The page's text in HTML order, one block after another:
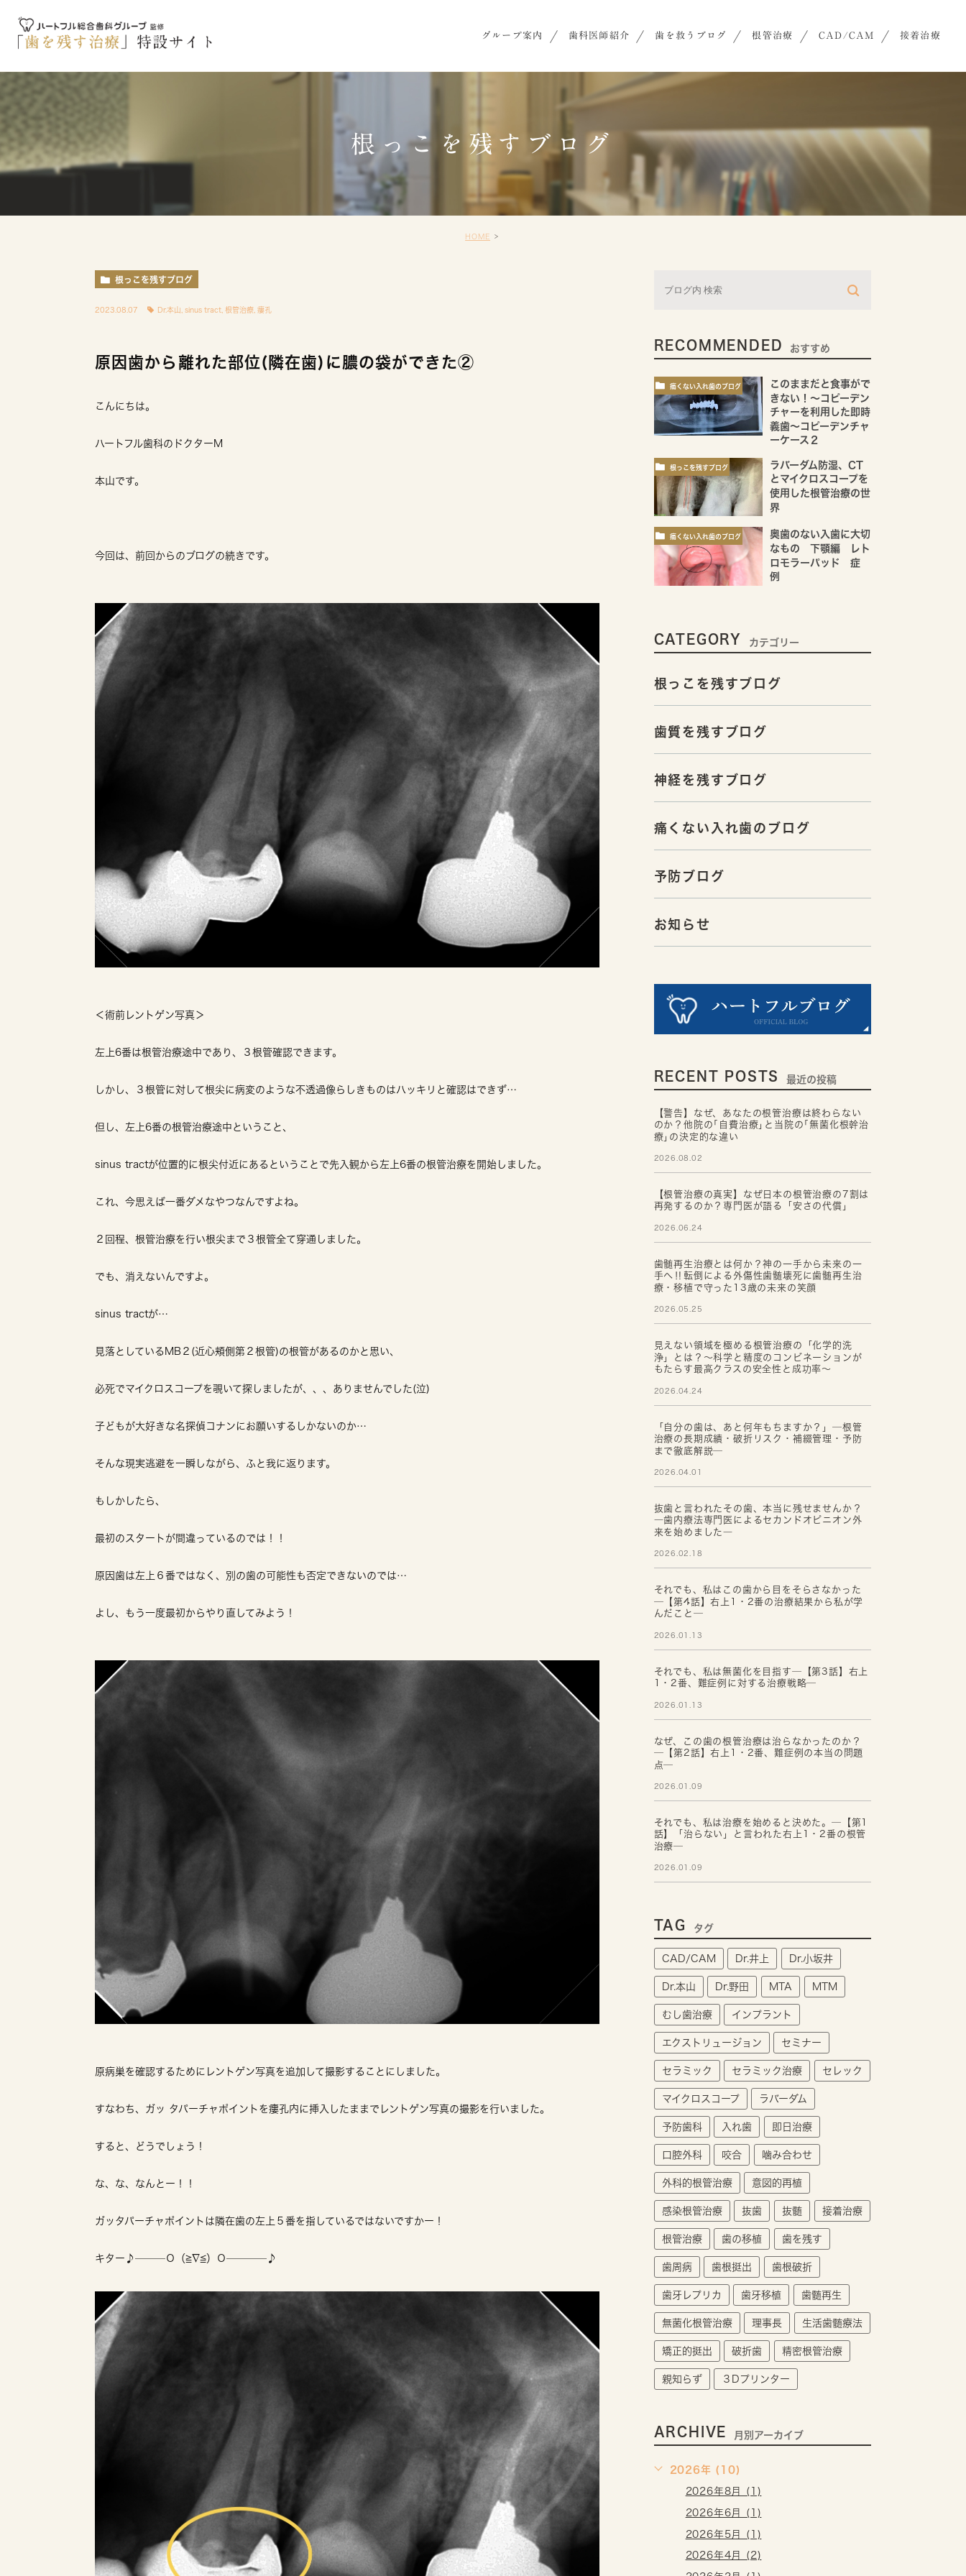
グループ案内 歯科医師紹介 歯を救うブログ 根管治療 CAD/CAM 接着治療
根っこを残すブログ
HOME
根っこを残すブログ
2023.08.07 Dr.本山 sinus tract 根管治療 瘻孔
原因歯から離れた部位(隣在歯)に膿の袋ができた②
こんにちは。
ハートフル歯科のドクターM
本山です。
今回は、前回からのブログの続きです。
＜術前レントゲン写真＞
左上6番は根管治療途中であり、３根管確認できます。
しかし、３根管に対して根尖に病変のような不透過像らしきものはハッキリと確認はできず…
但し、左上6番の根管治療途中ということ、
sinus tractが位置的に根尖付近にあるということで先入観から左上6番の根管治療を開始しました。
これ、今思えば一番ダメなやつなんですよね。
２回程、根管治療を行い根尖まで３根管全て穿通しました。
でも、消えないんですよ。
sinus tractが…
見落としているMB２(近心頬側第２根管)の根管があるのかと思い、
必死でマイクロスコープを覗いて探しましたが、、、ありませんでした(泣)
子どもが大好きな名探偵コナンにお願いするしかないのか…
そんな現実逃避を一瞬しながら、ふと我に返ります。
もしかしたら、
最初のスタートが間違っているのでは！！
原因歯は左上６番ではなく、別の歯の可能性も否定できないのでは…
よし、もう一度最初からやり直してみよう！
原病巣を確認するためにレントゲン写真を追加して撮影することにしました。
すなわち、ガッ タパーチャポイントを瘻孔内に挿入したままでレントゲン写真の撮影を行いました。
すると、どうでしょう！
な、な、なんとー！！
ガッタパーチャポイントは隣在歯の左上５番を指しているではないですかー！
キター♪───Ｏ（≧∇≦）Ｏ────♪
RECOMMENDED おすすめ
痛くない入れ歯のブログ
このままだと食事がで
きない！～コピーデン
チャーを利用した即時
義歯～コピーデンチャ
ーケース２
根っこを残すブログ
ラバーダム防湿、CT
とマイクロスコープを
使用した根管治療の世
界
痛くない入れ歯のブログ
奥歯のない入歯に大切
なもの 下顎編 レト
ロモラーパッド 症
例
CATEGORY カテゴリー
根っこを残すブログ
歯質を残すブログ
神経を残すブログ
痛くない入れ歯のブログ
予防ブログ
お知らせ
RECENT POSTS 最近の投稿
【警告】なぜ、あなたの根管治療は終わらない
のか？他院の｢自費治療｣と当院の｢無菌化根幹治
療｣の決定的な違い
2026.08.02
【根管治療の真実】なぜ日本の根管治療の7割は
再発するのか？専門医が語る「安さの代償」
2026.06.24
歯髄再生治療とは何か？神の一手から未来の一
手へ‼転倒による外傷性歯髄壊死に歯髄再生治
療・移植で守った13歳の未来の笑顔
2026.05.25
見えない領域を極める根管治療の「化学的洗
浄」とは？～科学と精度のコンビネーションが
もたらす最高クラスの安全性と成功率～
2026.04.24
「自分の歯は、あと何年もちますか？」─根管
治療の長期成績・破折リスク・補綴管理・予防
まで徹底解説─
2026.04.01
抜歯と言われたその歯、本当に残せませんか？
―歯内療法専門医によるセカンドオピニオン外
来を始めました―
2026.02.18
それでも、私はこの歯から目をそらさなかった
─【第4話】右上1・2番の治療結果から私が学
んだこと─
2026.01.13
それでも、私は無菌化を目指す─【第3話】右上
1・2番、難症例に対する治療戦略─
2026.01.13
なぜ、この歯の根管治療は治らなかったのか？
─【第2話】右上1・2番、難症例の本当の問題
点─
2026.01.09
それでも、私は治療を始めると決めた。─【第1
話】「治らない」と言われた右上1・2番の根管
治療─
2026.01.09
TAG タグ
CAD/CAM Dr.井上 Dr.小坂井
Dr.本山 Dr.野田 MTA MTM
むし歯治療 インプラント
エクストリュージョン セミナー
セラミック セラミック治療 セレック
マイクロスコープ ラバーダム
予防歯科 入れ歯 即日治療
口腔外科 咬合 噛み合わせ
外科的根管治療 意図的再植
感染根管治療 抜歯 抜髄 接着治療
根管治療 歯の移植 歯を残す
歯周病 歯根挺出 歯根破折
歯牙レプリカ 歯牙移植 歯髄再生
無菌化根管治療 理事長 生活歯髄療法
矯正的挺出 破折歯 精密根管治療
親知らず ３Dプリンター
ARCHIVE 月別アーカイブ
2026年 (10)
2026年8月 (1)
2026年6月 (1)
2026年5月 (1)
2026年4月 (2)